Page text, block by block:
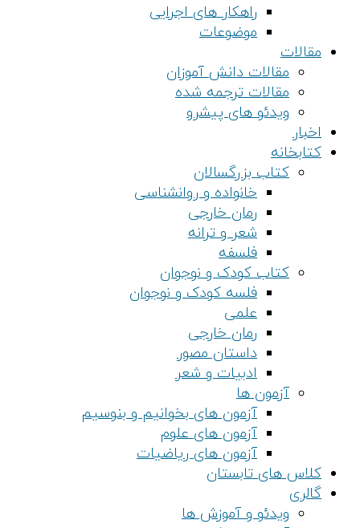
راهکار های اجرایی
موضوعات
مقالات
مقالات دانش آموزان
مقالات ترجمه شده
ویدئو های پیشرو
اخبار
کتابخانه
کتاب بزرگسالان
خانواده و روانشناسی
رمان خارجی
شعر و ترانه
فلسفه
کتاب کودک و نوجوان
فلسه کودک و نوجوان
علمی
رمان خارجی
داستان مصور
ادبیات و شعر
آزمون ها
آزمون های بخوانیم و بنوسیم
آزمون های علوم
آزمون های ریاضیات
کلاس های تابستان
گالری
ویدئو و آموزش ها